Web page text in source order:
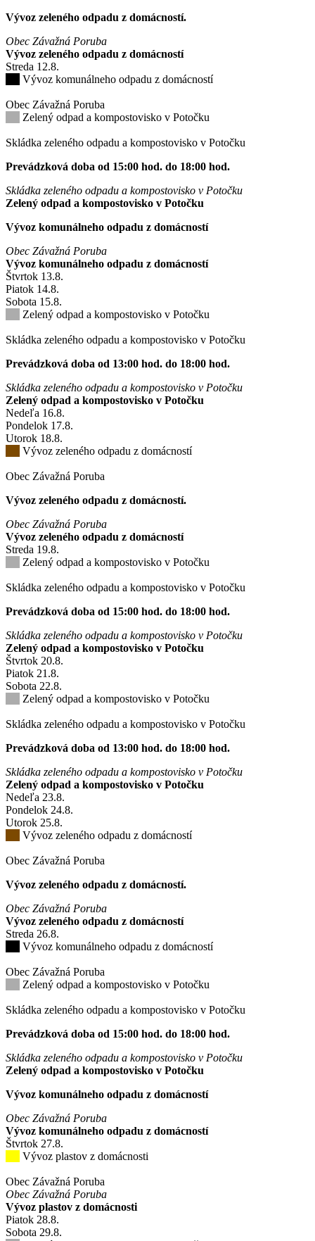
Vývoz zeleného odpadu z domácností.
Obec Závažná Poruba
Vývoz zeleného odpadu z domácností
Streda 12.8.
Vývoz komunálneho odpadu z domácností
Obec Závažná Poruba
Zelený odpad a kompostovisko v Potočku
Skládka zeleného odpadu a kompostovisko v Potočku
Prevádzková doba od 15:00 hod. do 18:00 hod.
Skládka zeleného odpadu a kompostovisko v Potočku
Zelený odpad a kompostovisko v Potočku
Vývoz komunálneho odpadu z domácností
Obec Závažná Poruba
Vývoz komunálneho odpadu z domácností
Štvrtok 13.8.
Piatok 14.8.
Sobota 15.8.
Zelený odpad a kompostovisko v Potočku
Skládka zeleného odpadu a kompostovisko v Potočku
Prevádzková doba od 13:00 hod. do 18:00 hod.
Skládka zeleného odpadu a kompostovisko v Potočku
Zelený odpad a kompostovisko v Potočku
Nedeľa 16.8.
Pondelok 17.8.
Utorok 18.8.
Vývoz zeleného odpadu z domácností
Obec Závažná Poruba
Vývoz zeleného odpadu z domácností.
Obec Závažná Poruba
Vývoz zeleného odpadu z domácností
Streda 19.8.
Zelený odpad a kompostovisko v Potočku
Skládka zeleného odpadu a kompostovisko v Potočku
Prevádzková doba od 15:00 hod. do 18:00 hod.
Skládka zeleného odpadu a kompostovisko v Potočku
Zelený odpad a kompostovisko v Potočku
Štvrtok 20.8.
Piatok 21 .8.
Sobota 22.8.
Zelený odpad a kompostovisko v Potočku
Skládka zeleného odpadu a kompostovisko v Potočku
Prevádzková doba od 13:00 hod. do 18:00 hod.
Skládka zeleného odpadu a kompostovisko v Potočku
Zelený odpad a kompostovisko v Potočku
Nedeľa 23.8.
Pondelok 24.8.
Utorok 25.8.
Vývoz zeleného odpadu z domácností
Obec Závažná Poruba
Vývoz zeleného odpadu z domácností.
Obec Závažná Poruba
Vývoz zeleného odpadu z domácností
Streda 26.8.
Vývoz komunálneho odpadu z domácností
Obec Závažná Poruba
Zelený odpad a kompostovisko v Potočku
Skládka zeleného odpadu a kompostovisko v Potočku
Prevádzková doba od 15:00 hod. do 18:00 hod.
Skládka zeleného odpadu a kompostovisko v Potočku
Zelený odpad a kompostovisko v Potočku
Vývoz komunálneho odpadu z domácností
Obec Závažná Poruba
Vývoz komunálneho odpadu z domácností
Štvrtok 27.8.
Vývoz plastov z domácnosti
Obec Závažná Poruba
Obec Závažná Poruba
Vývoz plastov z domácnosti
Piatok 28.8.
Sobota 29.8.